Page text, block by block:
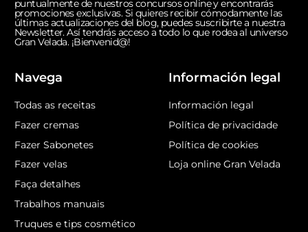
puntualmente de nuestros concursos online y encontrarás
promociones exclusivas. Si quieres recibir cómodamente las
últimas actualizaciones del blog, puedes suscribirte a nuestra
Newsletter. Así tendrás acceso a todo lo que rodea al universo
Gran Velada. ¡Bienvenid@!
Navega
Todas as receitas
Fazer cremas
Fazer Sabonetes
Fazer velas
Faça detalhes
Trabalhos manuais
Truques e tips cosmético
Información legal
Información legal
Política de privacidade
Política de cookies
Loja online Gran Velada